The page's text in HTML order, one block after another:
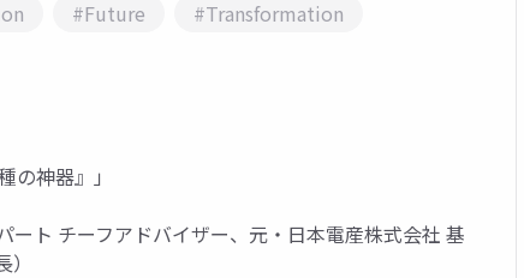
#Future
#Transformation
の神器』」
ート チーフアドバイザー、元・日本電産株式会社 基